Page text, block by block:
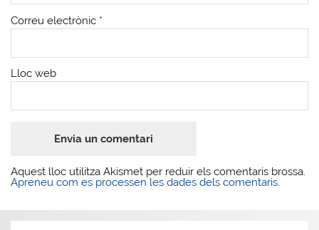
Correu electrònic *
Lloc web
Aquest lloc utilitza Akismet per reduir els comentaris brossa.
Apreneu com es processen les dades dels comentaris.